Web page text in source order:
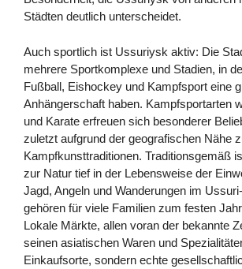
Städten deutlich unterscheidet.
Auch sportlich ist Ussuriysk aktiv: Die
mehrere Sportkomplexe und Stadien, in
Fußball, Eishockey und Kampfsport eine
Anhängerschaft haben. Kampfsportarten
und Karate erfreuen sich besonderer
zuletzt aufgrund der geografischen Nähe
Kampfkunsttraditionen. Traditionsgemäß
zur Natur tief in der Lebensweise der
Jagd, Angeln und Wanderungen im
gehören für viele Familien zum festen
Lokale Märkte, allen voran der bekannte
seinen asiatischen Waren und
Einkaufsorte, sondern echte